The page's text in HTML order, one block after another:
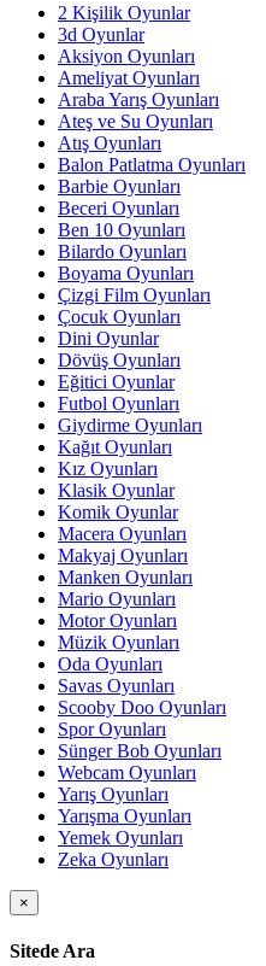
2 Kişilik Oyunlar
3d Oyunlar
Aksiyon Oyunları
Ameliyat Oyunları
Araba Yarış Oyunları
Ateş ve Su Oyunları
Atış Oyunları
Balon Patlatma Oyunları
Barbie Oyunları
Beceri Oyunları
Ben 10 Oyunları
Bilardo Oyunları
Boyama Oyunları
Çizgi Film Oyunları
Çocuk Oyunları
Dini Oyunlar
Dövüş Oyunları
Eğitici Oyunlar
Futbol Oyunları
Giydirme Oyunları
Kağıt Oyunları
Kız Oyunları
Klasik Oyunlar
Komik Oyunlar
Macera Oyunları
Makyaj Oyunları
Manken Oyunları
Mario Oyunları
Motor Oyunları
Müzik Oyunları
Oda Oyunları
Savas Oyunları
Scooby Doo Oyunları
Spor Oyunları
Sünger Bob Oyunları
Webcam Oyunları
Yarış Oyunları
Yarışma Oyunları
Yemek Oyunları
Zeka Oyunları
×
Sitede Ara